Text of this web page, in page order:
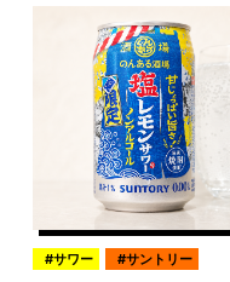
サワー サントリー